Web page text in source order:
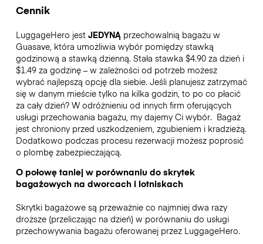
Cennik
LuggageHero jest JEDYNĄprzechowalnią bagażu w
Guasave, która umożliwia wybór pomiędzy stawką
godzinową a stawką dzienną. Stała stawka $4.90 za dzień i
$1.49 za godzinę – w zależności od potrzeb możesz
wybrać najlepszą opcję dla siebie. Jeśli planujesz zatrzymać
się w danym mieście tylko na kilka godzin, to po co płacić
za cały dzień? W odróżnieniu od innych firm oferujących
usługi przechowania bagażu, my dajemy Ci wybór. Bagaż
jest chroniony przed uszkodzeniem, zgubieniem i kradzieżą.
Dodatkowo podczas procesu rezerwacji możesz poprosić
o plombę zabezpieczającą.
O połowę taniej w porównaniu do skrytek
bagażowych na dworcach i lotniskach
Skrytki bagażowe są przeważnie co najmniej dwa razy
droższe (przeliczając na dzień) w porównaniu do usługi
przechowywania bagażu oferowanej przez LuggageHero.